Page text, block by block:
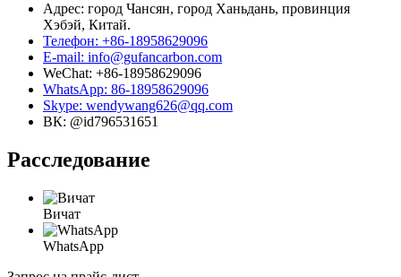
Адрес: город Чансян, город Ханьдань, провинция
Хэбэй, Китай.
Телефон: +86-18958629096
E-mail: info@gufancarbon.com
WeChat: +86-18958629096
WhatsApp: 86-18958629096
Skype: wendywang626@qq.com
ВК: @id796531651
Расследование
Вичат
WhatsApp